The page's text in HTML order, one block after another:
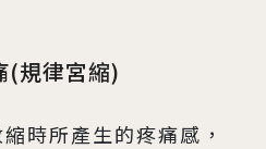
(規律宮縮)
時所產生的疼痛感，